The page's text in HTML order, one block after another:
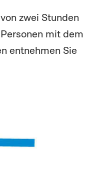
zwei Stunden
mit dem
entnehmen Sie